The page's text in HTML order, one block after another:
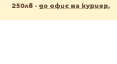
250лв - до офис на куриер.